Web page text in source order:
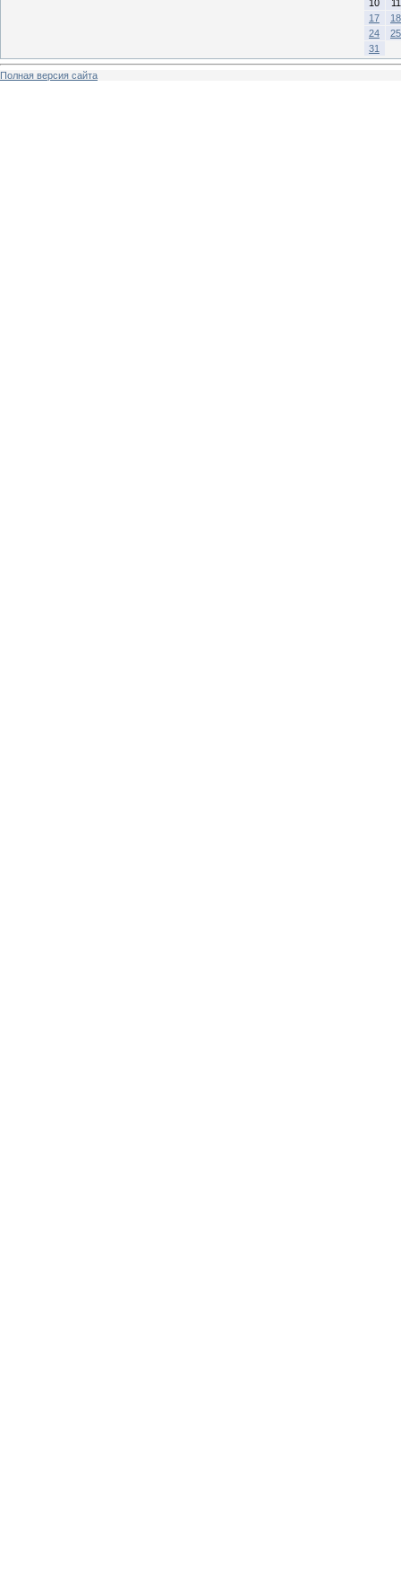
10
11
17
18
24
25
31
Полная версия сайта